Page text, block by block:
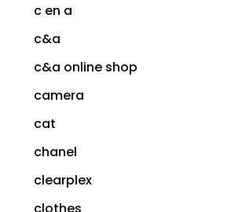
c en a
c&a
c&a online shop
camera
cat
chanel
clearplex
clothes